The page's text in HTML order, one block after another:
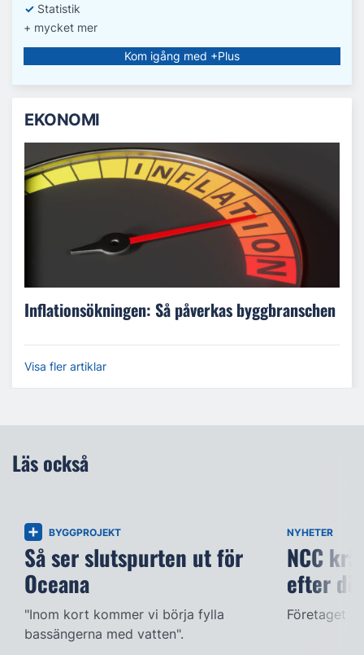
✓ Statistik
+ mycket mer
Kom igång med +Plus
EKONOMI
Inflationsökningen: Så påverkas byggbranschen
Visa fler artiklar
Läs också
BYGGPROJEKT
Så ser slutspurten ut för
Oceana
"Inom kort kommer vi börja fylla
bassängerna med vatten".
NYHETER
NCC
efter
Företaget